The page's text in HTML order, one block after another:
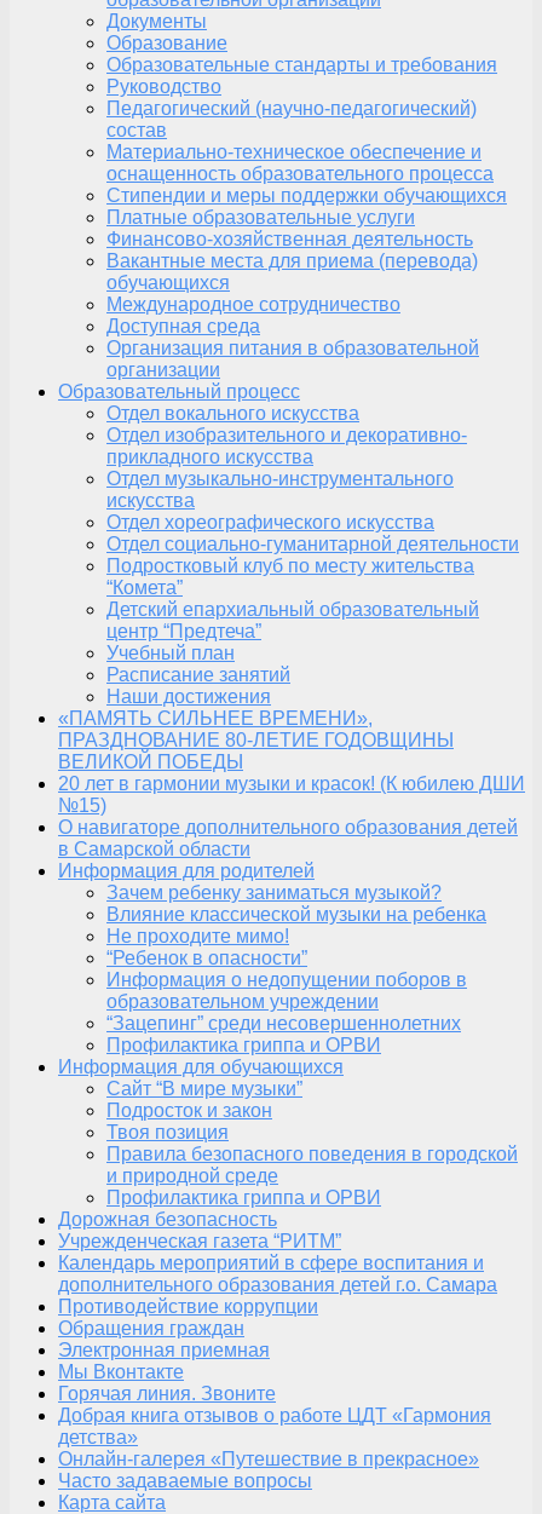
Документы
Образование
Образовательные стандарты и требования
Руководство
Педагогический (научно-педагогический)
состав
Материально-техническое обеспечение и
оснащенность образовательного процесса
Стипендии и меры поддержки обучающихся
Платные образовательные услуги
Финансово-хозяйственная деятельность
Вакантные места для приема (перевода)
обучающихся
Международное сотрудничество
Доступная среда
Организация питания в образовательной
организации
Образовательный процесс
Отдел вокального искусства
Отдел изобразительного и декоративно-
прикладного искусства
Отдел музыкально-инструментального
искусства
Отдел хореографического искусства
Отдел социально-гуманитарной деятельности
Подростковый клуб по месту жительства
“Комета”
Детский епархиальный образовательный
центр “Предтеча”
Учебный план
Расписание занятий
Наши достижения
«ПАМЯТЬ СИЛЬНЕЕ ВРЕМЕНИ»,
ПРАЗДНОВАНИЕ 80-ЛЕТИЕ ГОДОВЩИНЫ
ВЕЛИКОЙ ПОБЕДЫ
20 лет в гармонии музыки и красок! (К юбилею ДШИ
№15)
О навигаторе дополнительного образования детей
в Самарской области
Информация для родителей
Зачем ребенку заниматься музыкой?
Влияние классической музыки на ребенка
Не проходите мимо!
“Ребенок в опасности”
Информация о недопущении поборов в
образовательном учреждении
“Зацепинг” среди несовершеннолетних
Профилактика гриппа и ОРВИ
Информация для обучающихся
Сайт “В мире музыки”
Подросток и закон
Твоя позиция
Правила безопасного поведения в городской
и природной среде
Профилактика гриппа и ОРВИ
Дорожная безопасность
Учрежденческая газета “РИТМ”
Календарь мероприятий в сфере воспитания и
дополнительного образования детей г.о. Самара
Противодействие коррупции
Обращения граждан
Электронная приемная
Мы Вконтакте
Горячая линия. Звоните
Добрая книга отзывов о работе ЦДТ «Гармония
детства»
Онлайн-галерея «Путешествие в прекрасное»
Часто задаваемые вопросы
Карта сайта